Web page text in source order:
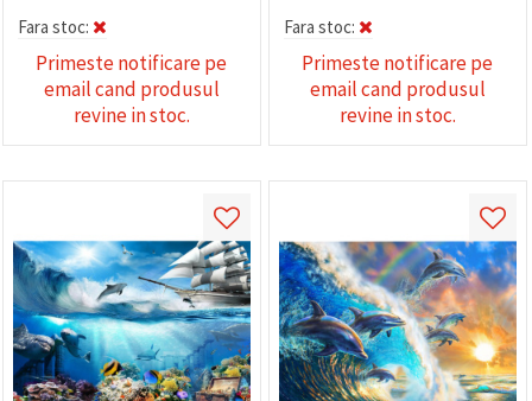
Fara stoc:
Primeste notificare pe
email cand produsul
revine in stoc.
Fara stoc:
Primeste notificare pe
email cand produsul
revine in stoc.